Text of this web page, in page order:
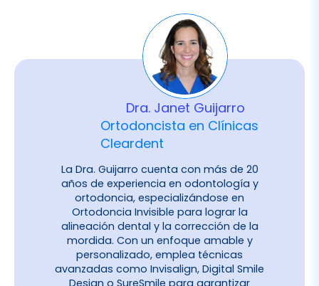
Dra. Janet Guijarro
Ortodoncista en Clínicas
Cleardent
La Dra. Guijarro cuenta con más de 20
años de experiencia en odontología y
ortodoncia, especializándose en
Ortodoncia Invisible para lograr la
alineación dental y la corrección de la
mordida. Con un enfoque amable y
personalizado, emplea técnicas
avanzadas como Invisalign, Digital Smile
Design o SureSmile para garantizar